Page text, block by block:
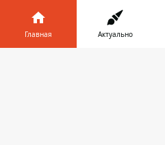
Главная Актуально